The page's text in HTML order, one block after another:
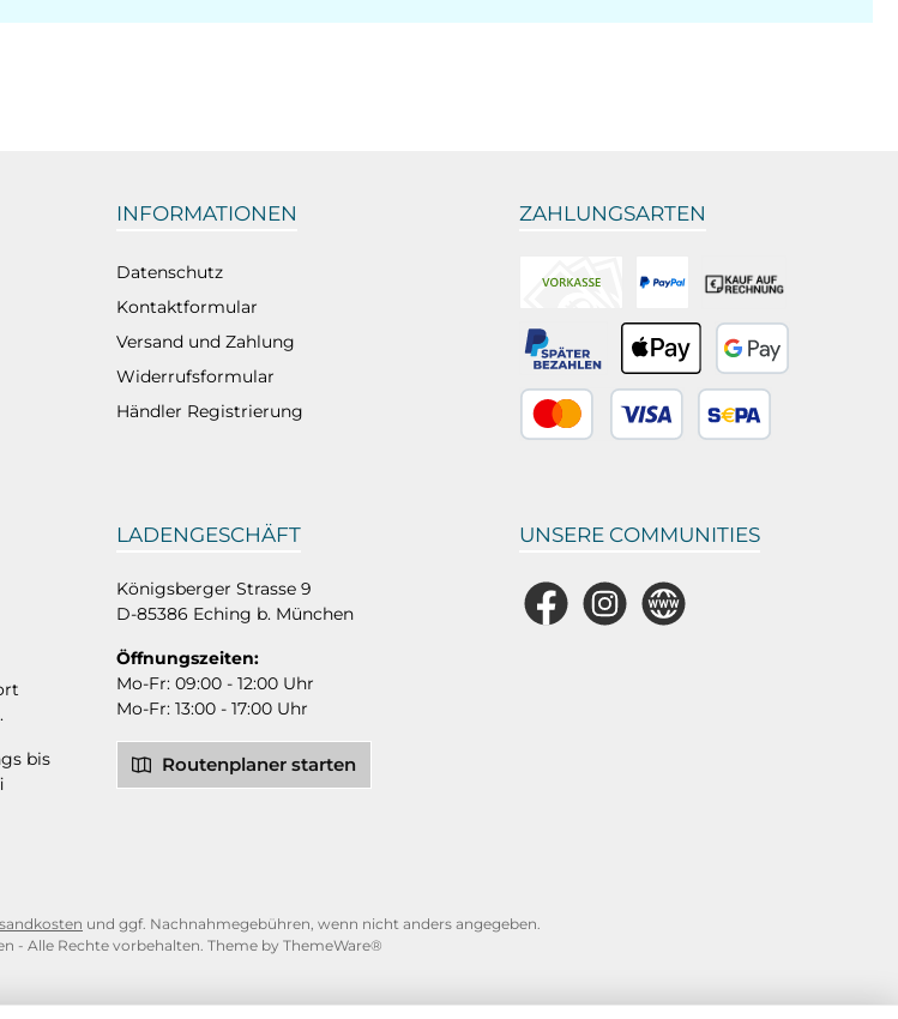
INFORMATIONEN
Datenschutz
Kontaktformular
Versand und Zahlung
Widerrufsformular
Händler Registrierung
ZAHLUNGSARTEN
bis
LADENGESCHÄFT
Königsberger Strasse 9
D-85386 Eching b. München
Öffnungszeiten:
Mo-Fr: 09:00 - 12:00 Uhr
Mo-Fr: 13:00 - 17:00 Uhr
Routenplaner starten
UNSERE COMMUNITIES
FacebookInstagramWebsite
und ggf. Nachnahmegebühren, wenn nicht anders angegeben.
- Alle Rechte vorbehalten. Theme by ThemeWare®